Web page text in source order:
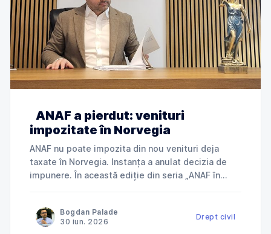
ANAF a pierdut: venituri
impozitate în Norvegia
ANAF nu poate impozita din nou venituri deja
taxate în Norvegia. Instanța a anulat decizia de
impunere. În această ediție din seria „ANAF în
încerca să taxeze în România venituri deja
impozitate în Norvegia și ce
Bogdan Palade
30 iun. 2026
Drept civil